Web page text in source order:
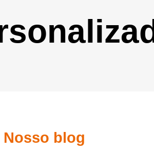
Nosso blog